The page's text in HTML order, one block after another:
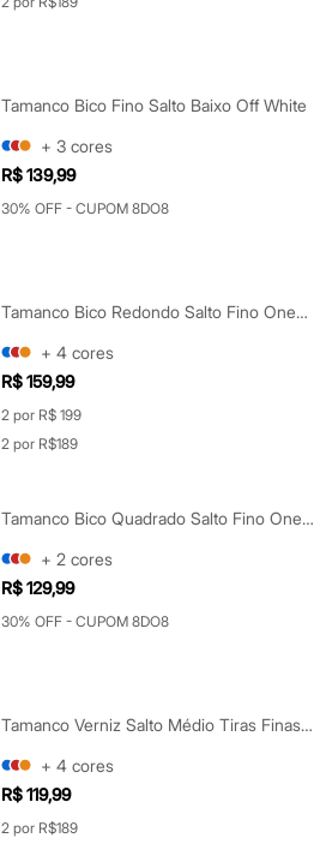
Tamanco Bico Fino Salto Baixo Off White
+ 3 cores
R$ 139,99
30% OFF - CUPOM 8DO8
Tamanco Bico Redondo Salto Fino Oneself Preto
+ 4 cores
R$ 159,99
2 por R$ 199
2 por R$189
Tamanco Bico Quadrado Salto Fino Oneself Preto
+ 2 cores
R$ 129,99
30% OFF - CUPOM 8DO8
Tamanco Verniz Salto Médio Tiras Finas Oneself Off White
+ 4 cores
R$ 119,99
2 por R$189